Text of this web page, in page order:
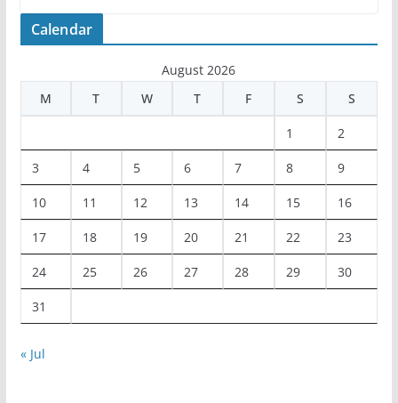
Calendar
August 2026
M
T W T F S S
1 2
3 4 5 6 7 8 9
10 11 12 13 14 15 16
17 18 19 20 21 22 23
24 25 26 27 28 29 30
31
« Jul